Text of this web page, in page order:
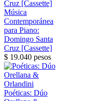
Música
Contemporánea
para Piano:
Domingo Santa
Cruz [Cassette]
$ 19.040 pesos
Poéticas: Dúo